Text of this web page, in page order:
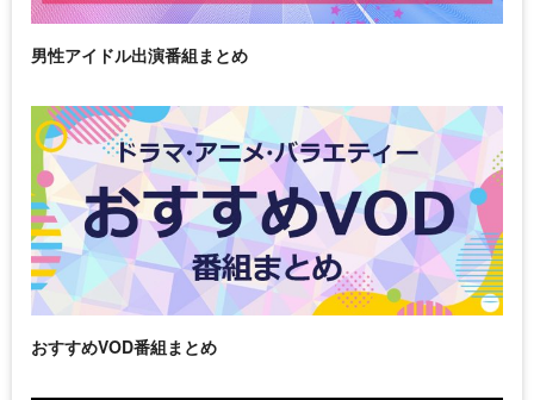
男性アイドル出演番組まとめ
おすすめVOD番組まとめ